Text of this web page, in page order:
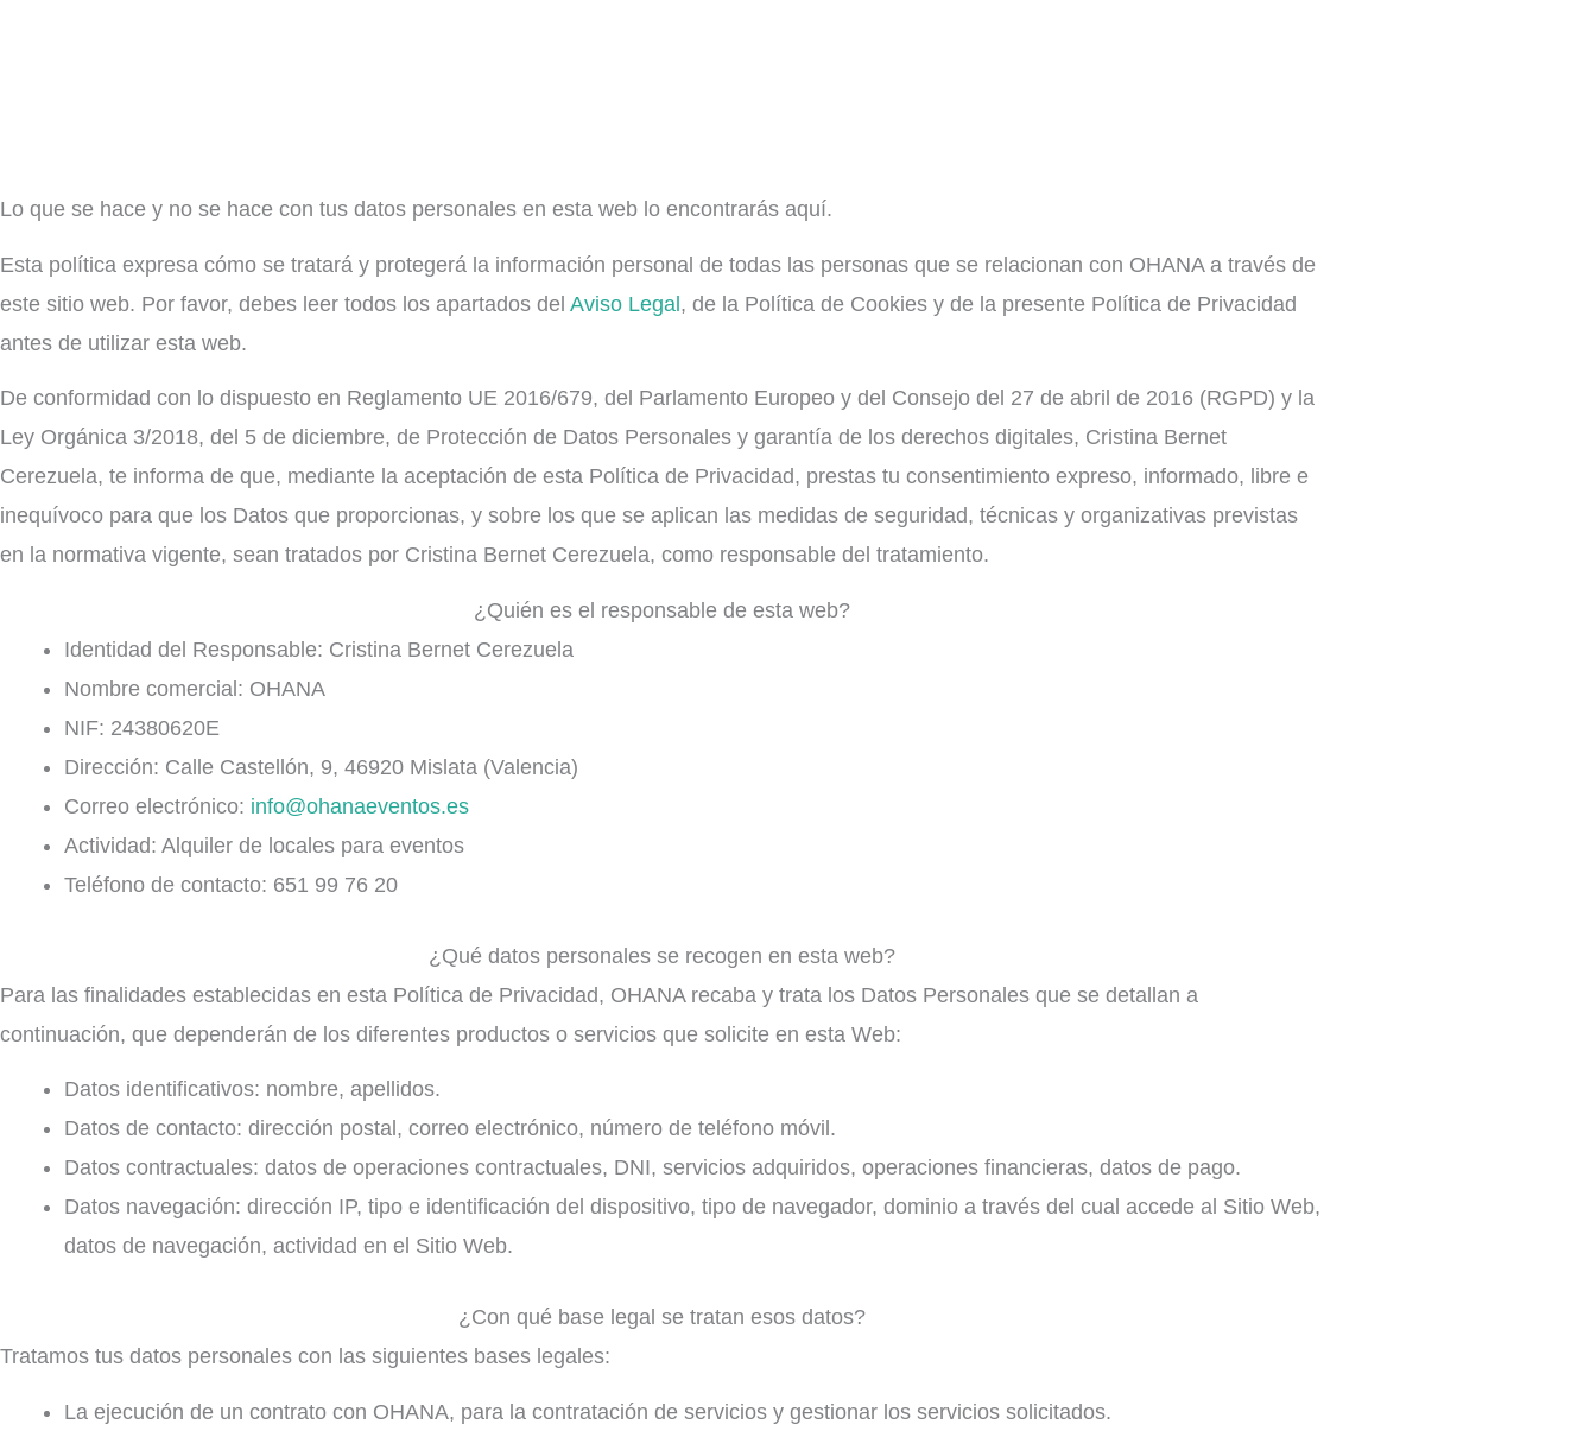
Lo que se hace y no se hace con tus datos personales en esta web lo encontrarás aquí.
Esta política expresa cómo se tratará y protegerá la información personal de todas las personas que se relacionan con OHANA a través de
este sitio web. Por favor, debes leer todos los apartados del Aviso Legal, de la Política de Cookies y de la presente Política de Privacidad
antes de utilizar esta web.
De conformidad con lo dispuesto en Reglamento UE 2016/679, del Parlamento Europeo y del Consejo del 27 de abril de 2016 (RGPD) y la
Ley Orgánica 3/2018, del 5 de diciembre, de Protección de Datos Personales y garantía de los derechos digitales, Cristina Bernet
Cerezuela, te informa de que, mediante la aceptación de esta Política de Privacidad, prestas tu consentimiento expreso, informado, libre e
inequívoco para que los Datos que proporcionas, y sobre los que se aplican las medidas de seguridad, técnicas y organizativas previstas
en la normativa vigente, sean tratados por Cristina Bernet Cerezuela, como responsable del tratamiento.
¿Quién es el responsable de esta web?
Identidad del Responsable: Cristina Bernet Cerezuela
Nombre comercial: OHANA
NIF: 24380620E
Dirección: Calle Castellón, 9, 46920 Mislata (Valencia)
Correo electrónico: info@ohanaeventos.es
Actividad: Alquiler de locales para eventos
Teléfono de contacto: 651 99 76 20
¿Qué datos personales se recogen en esta web?
Para las finalidades establecidas en esta Política de Privacidad, OHANA recaba y trata los Datos Personales que se detallan a
continuación, que dependerán de los diferentes productos o servicios que solicite en esta Web:
Datos identificativos: nombre, apellidos.
Datos de contacto: dirección postal, correo electrónico, número de teléfono móvil.
Datos contractuales: datos de operaciones contractuales, DNI, servicios adquiridos, operaciones financieras, datos de pago.
Datos navegación: dirección IP, tipo e identificación del dispositivo, tipo de navegador, dominio a través del cual accede al Sitio Web,
datos de navegación, actividad en el Sitio Web.
¿Con qué base legal se tratan esos datos?
Tratamos tus datos personales con las siguientes bases legales:
La ejecución de un contrato con OHANA, para la contratación de servicios y gestionar los servicios solicitados.